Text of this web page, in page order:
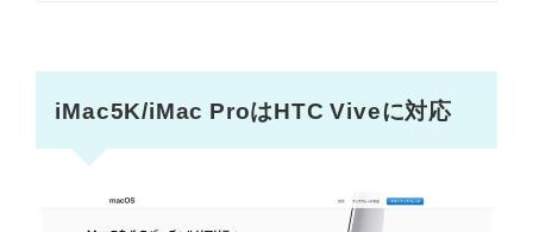
iMac5K/iMac ProはHTC Viveに対応